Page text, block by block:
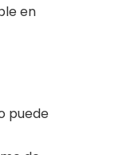
en
puede